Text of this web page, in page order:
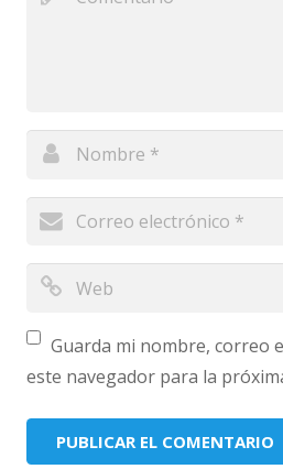
Guarda mi nombre, correo
este navegador para la